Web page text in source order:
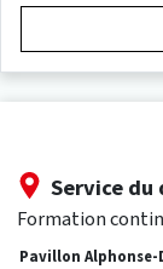
Service
Formation
Pavillon